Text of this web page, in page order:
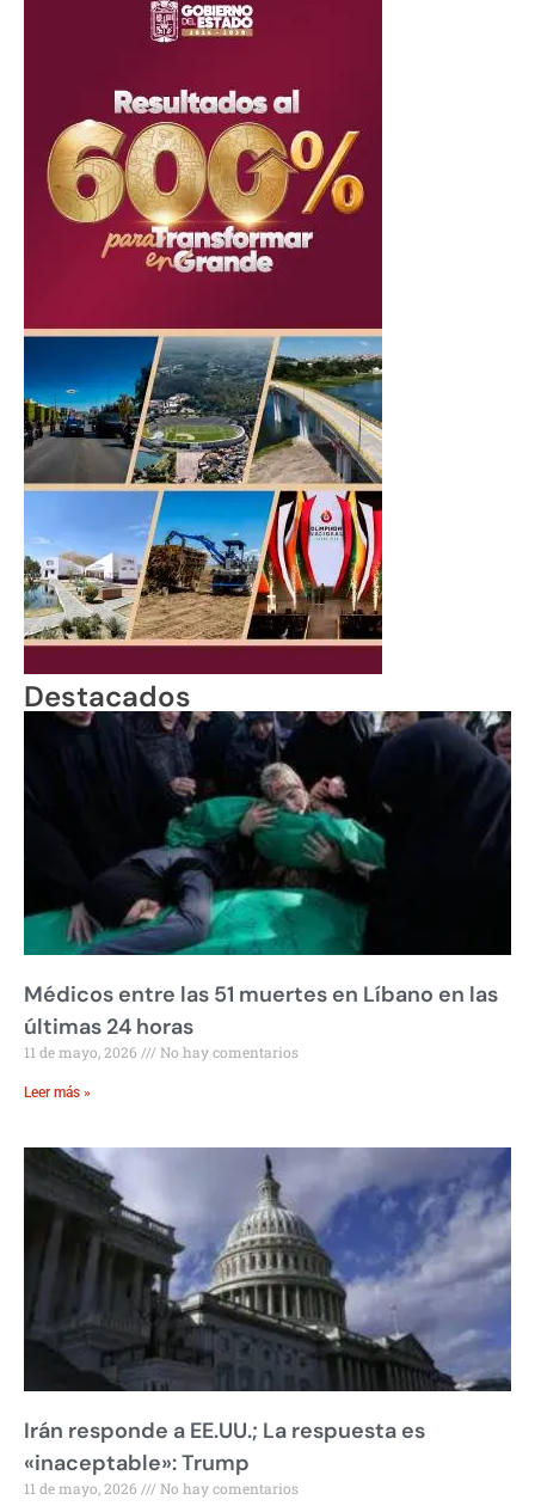
Destacados
Médicos entre las 51 muertes en Líbano en las
últimas 24 horas
11 de mayo, 2026 No hay comentarios
Leer más »
Irán responde a EE.UU.; La respuesta es
«inaceptable»: Trump
11 de mayo, 2026 No hay comentarios